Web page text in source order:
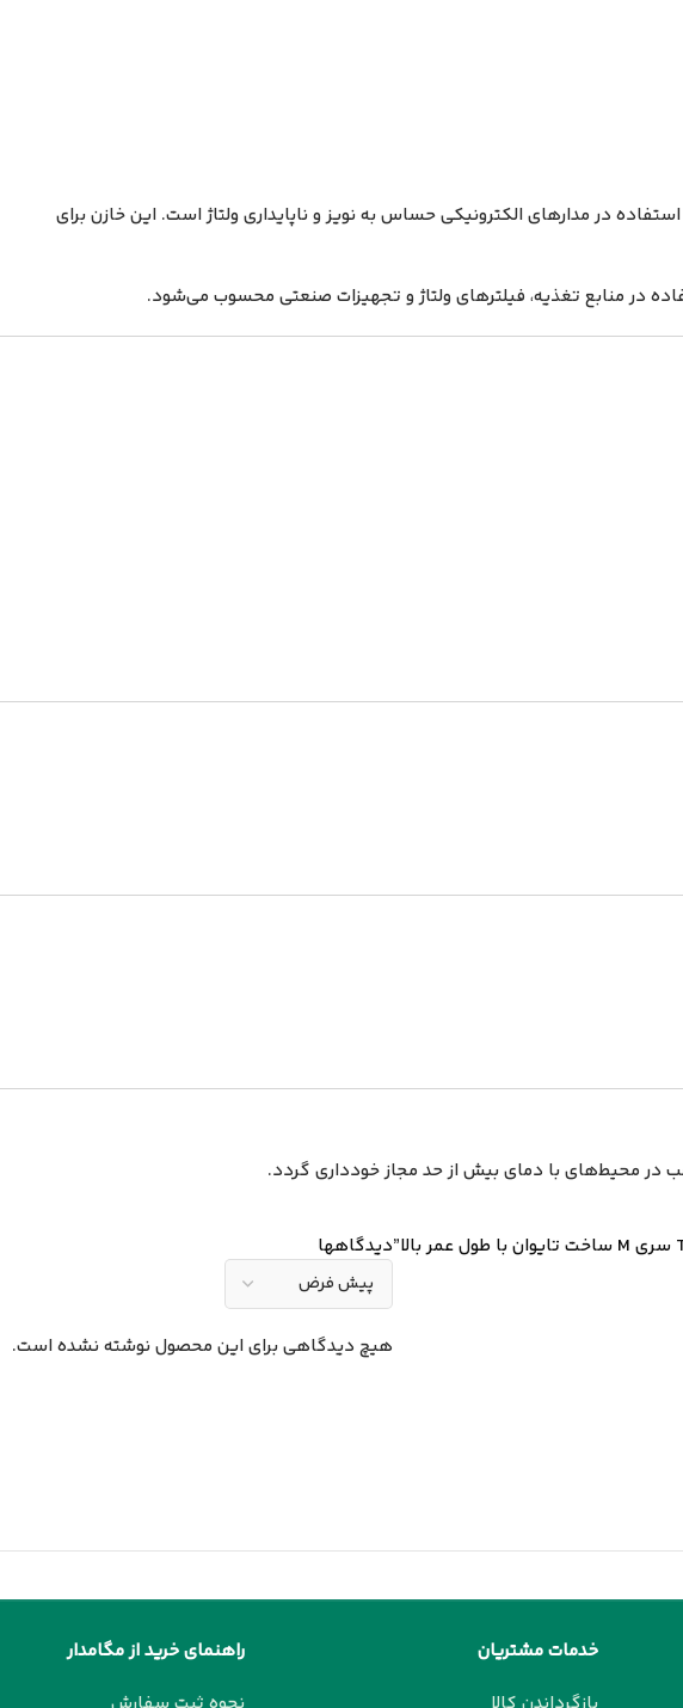
قابل‌اعتماد برای استفاده در مدارهای الکترونیکی حساس به نویز و ناپایداری ولتاژ است. این خازن برای
دیدگاهها
هیچ دیدگاهی برای این محصول نوشته نشده است.
خدمات مشتریان
راهنمای خرید از مگامدار